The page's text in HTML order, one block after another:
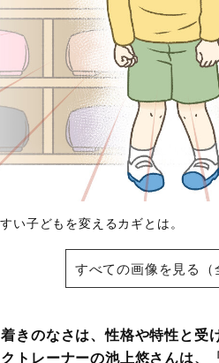
すい子どもを変えるカギとは
すべての画像を見る（
きのなさは、性格や特性と受
トレーナーの池上悠さんは、